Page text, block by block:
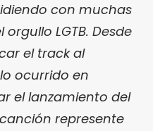
con muchas
LGTB. Desde
el track al
ocurrido en
el lanzamiento del
represente